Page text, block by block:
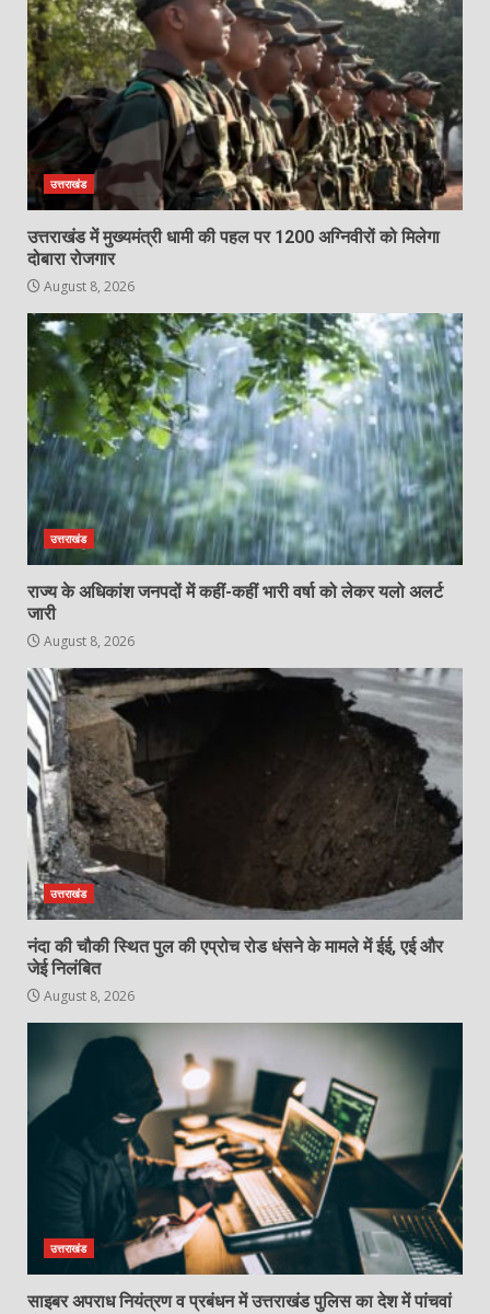
उत्तराखंड
उत्तराखंड में मुख्यमंत्री धामी की पहल पर 1200 अग्निवीरों को मिलेगा
दोबारा रोजगार
August 8, 2026
उत्तराखंड
राज्य के अधिकांश जनपदों में कहीं-कहीं भारी वर्षा को लेकर यलो अलर्ट
जारी
August 8, 2026
उत्तराखंड
नंदा की चौकी स्थित पुल की एप्रोच रोड धंसने के मामले में ईई, एई और
जेई निलंबित
August 8, 2026
उत्तराखंड
साइबर अपराध नियंत्रण व प्रबंधन में उत्तराखंड पुलिस का देश में पांचवां